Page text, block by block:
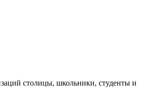
столицы, школьники, студенты и